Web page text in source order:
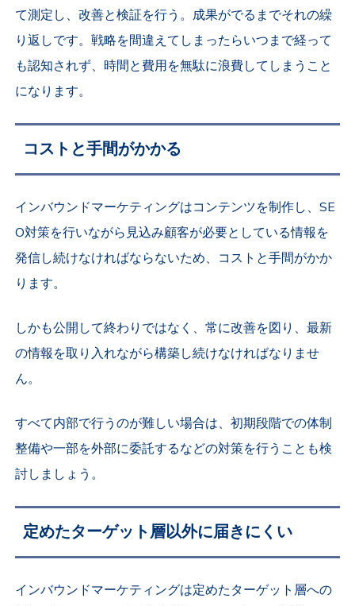
て測定し、改善と検証を行う。成果がでるまでそれの繰
り返しです。戦略を間違えてしまったらいつまで経って
も認知されず、時間と費用を無駄に浪費してしまうこと
になります。
コストと手間がかかる
インバウンドマーケティングはコンテンツを制作し、SE
O対策を行いながら見込み顧客が必要としている情報を
発信し続けなければならないため、コストと手間がかか
ります。
しかも公開して終わりではなく、常に改善を図り、最新
の情報を取り入れながら構築し続けなければなりませ
ん。
すべて内部で行うのが難しい場合は、初期段階での体制
整備や一部を外部に委託するなどの対策を行うことも検
討しましょう。
定めたターゲット層以外に届きにくい
インバウンドマーケティングは定めたターゲット層への